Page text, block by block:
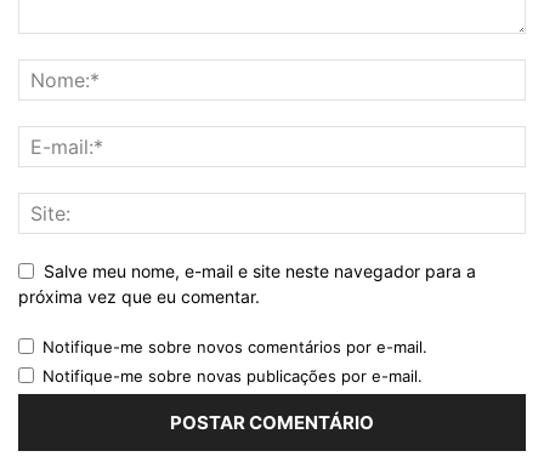
Salve meu nome, e-mail e site neste navegador para a
próxima vez que eu comentar.
Notifique-me sobre novos comentários por e-mail.
Notifique-me sobre novas publicações por e-mail.